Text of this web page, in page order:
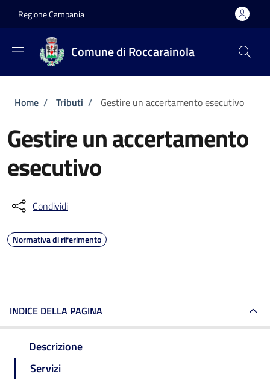
Regione Campania
Comune di Roccarainola
Briciole di pane
Home / Tributi / Gestire un accertamento esecutivo
Gestire un accertamento
esecutivo
Condividi
Normativa di riferimento
INDICE DELLA PAGINA
Descrizione
Servizi